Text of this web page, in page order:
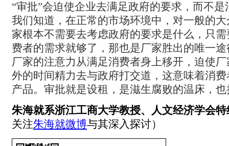
“审批”会迫使企业去满足政府的要求，而不
我们知道，在正常的市场环境中，对一般的
家根本不需要去考虑政府的要求是什么，只
费者的需求就够了，那也是厂家胜出的唯一
厂家的注意力从满足消费者身上移开，迫使
外的时间精力去与政府打交道，这意味着消
产品。审批就是设租，是滋生腐败的温床，
朱海就系浙江工商大学教授、人文经济学会
关注朱海就微博与其深入探讨）